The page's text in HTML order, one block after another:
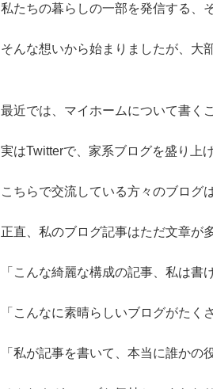
私たちの暮らしの一部を発信する、
そんな想いから始まりましたが
最近では、マイホームについて書く
実はTwitterで、家系ブログを盛り上
こちらで交流している方々のブログ
正直、私のブログ記事はただ文章が
「こんな綺麗な構成の記事、私は書
「こんなに素晴らしいブログがたく
「私が記事を書いて、本当に誰かの